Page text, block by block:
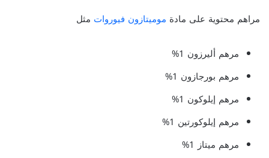
مراهم محتوية على مادة موميتازون فيوروات مثل
مرهم أليرزون 1%
مرهم بورجازون 1%
مرهم إيلوكون 1%
مرهم إيلوكورتين 1%
مرهم ميتاز 1%